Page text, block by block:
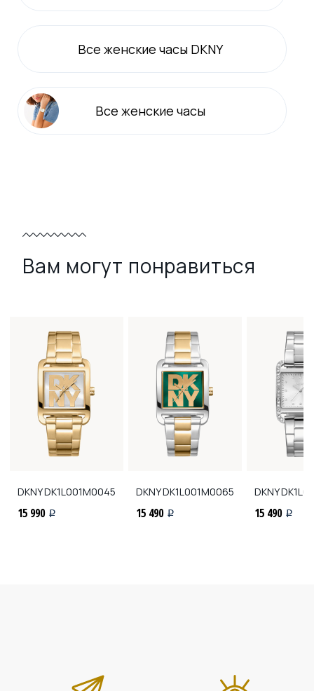
Все женские часы DKNY
Все женские часы
Вам могут понравиться
DKNYDK1L001M0045
15 990 i
DKNYDK1L001M0065
15 490 i
DKNY
15 490 i